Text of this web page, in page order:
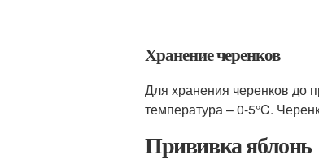
Хранение черенков
Для хранения черенков до
температура – 0-5°C.
Прививка яблонь